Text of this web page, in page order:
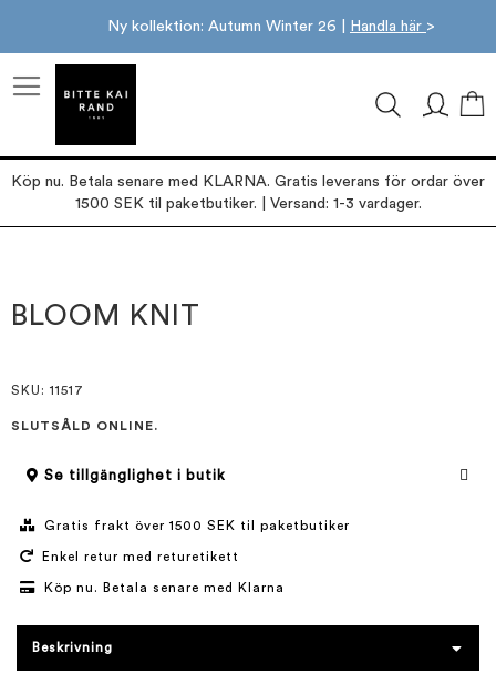
Ny kollektion: Autumn Winter 26 | Handla här >
Köp nu. Betala senare med KLARNA. Gratis leverans för ordar över
1500 SEK til paketbutiker. | Versand: 1-3 vardager.
slutet
av
början
av
BLOOM KNIT
SKU : 11517
SLUTSÅLD ONLINE.
Se tillgänglighet i butik
Gratis frakt över 1500 SEK til paketbutiker
Enkel retur med returetikett
Köp nu. Betala senare med Klarna
Beskrivning